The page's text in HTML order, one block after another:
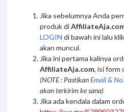
Jika sebelumnya Anda
produk di
LOGIN di bawah ini lalu
akan muncul.
Jika ini pertama kalinya
AffiliateAja.com, isi form
(NOTE : PastikanEmail &
akan terkirim ke sana)
Jika ada kendala dalam